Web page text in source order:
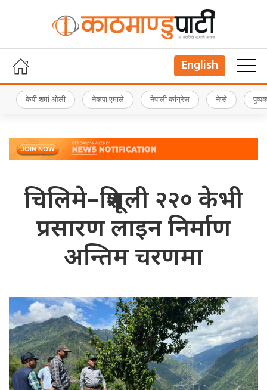
English
केपी शर्मा ओली नेकपा एमाले नेपाली कांग्रेस नेप्से
चिलिमे–त्रिशूली २२० केभी
प्रसारण लाइन निर्माण
अन्तिम चरणमा